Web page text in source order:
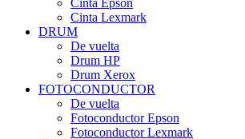
Cinta Epson
Cinta Lexmark
DRUM
De vuelta
Drum HP
Drum Xerox
FOTOCONDUCTOR
De vuelta
Fotoconductor Epson
Fotoconductor Lexmark